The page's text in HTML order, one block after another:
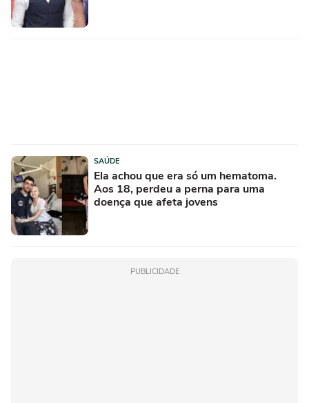
SAÚDE
Ela achou que era só um hematoma.
Aos 18, perdeu a perna para uma
doença que afeta jovens
PUBLICIDADE